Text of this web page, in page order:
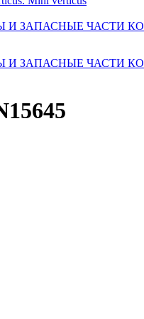
И ЗАПАСНЫЕ ЧАСТИ
И ЗАПАСНЫЕ ЧАСТИ